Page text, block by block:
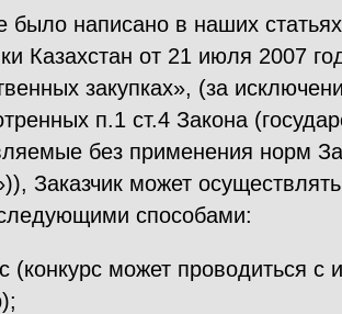
было написано в наших
Казахстан от 21 июля 2007
закупках», (за
п.1 ст.4 Закона
без применения норм
Заказчик может
способами:
(конкурс может проводиться с